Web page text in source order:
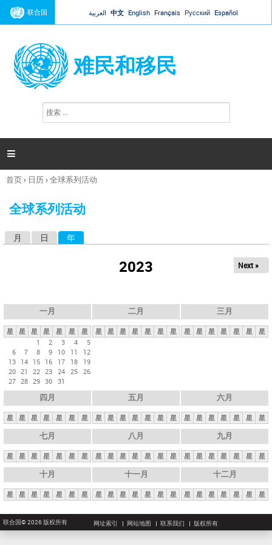
Jump to navigation
联合国 العربية 中文 English Français Русский Español
难民和移民
搜
索

你
这
首页› 日历›全球系列活动
全球系列活动
月 日 年
2023 Next »
一月
星 星 星 星 星 星
星
1
2 3 4
5
6
7 8 9 10 11
12
13 14 15 16 17 18
19
20 21 22 23 24 25 26
27 28 29 30 31
二月
星 星 星 星 星 星 星
三月
星 星 星 星 星 星 星
四月
星 星 星 星 星 星 星
五月
星 星 星 星 星 星 星
六月
星 星 星 星 星 星 星
七月
星 星 星 星 星 星 星
八月
星 星 星 星 星 星 星
九月
星 星 星 星 星 星 星
十月
星 星 星 星 星 星 星
十一月
星 星 星 星 星 星 星
十二月
星 星 星 星 星 星 星
联合国© 2026 版权所有 网址索引 网站地图 联系我们 版权所有